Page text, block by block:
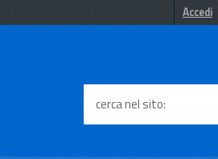
Accedi
cerca nel sito